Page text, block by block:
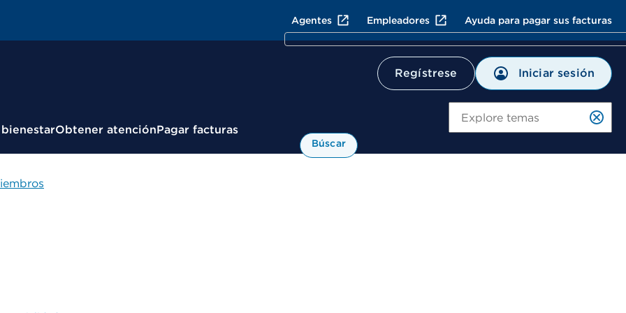
Agentes Empleadores Ayuda para pagar sus facturas
Regístrese Iniciar sesión
Obtener atenciónPagar facturas
Búscar